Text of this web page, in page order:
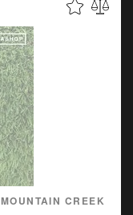
CREEK